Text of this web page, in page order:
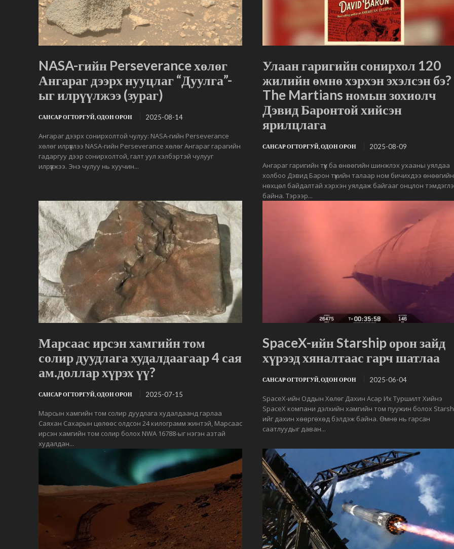
NASA-гийн Perseverance хөлөг
Ангараг дээрх нууцлаг “Дуулга”-
ыг илрүүлжээ (зураг)
САНСАР ОГТОРГУЙ, ОДОН ОРОН 2025-08-14
Ангараг дээрх сонирхолтой чулуу: NASA-гийн Perseverance
хөлөг илрүүллээ NASA-гийн Perseverance хөлөг Ангараг гарагийн
гадаргуу дээр сонирхолтой, галт уул хэлбэртэй чулууг
илрүүлжээ. Энэ чулуу нь хуучин...
Улаан гаригийн сонирхол 120
жилийн өмнө хэрхэн эхэлсэн бэ?
The Martians номын зохиолч
Дэвид Баронтой хийсэн
ярилцлага
САНСАР ОГТОРГУЙ, ОДОН ОРОН 2025-08-09
Ангараг гаригийн түүх ба өнөөгийн шинжлэх ухааны уялдаа
холбоо Дэвид Барон түүхийн талаар ном бичихдээ өнөөгийн
нөхцөл байдалтай хэрхэн уялдаж байгааг онцлон
байна. Тэрээр...
Марсаас ирсэн хамгийн том
солир дуудлага худалдаагаар 4 сая
ам.доллар хүрэх үү?
САНСАР ОГТОРГУЙ, ОДОН ОРОН 2025-07-15
Марсын хамгийн том солир дуудлага худалдаанд гарлаа
Саяхан Сахарын цөлөөс олдсон 24 килограмм жинтэй, Марсаас
ирсэн хамгийн том солир болох NWA 16788-ыг нэгэн азтай
худалдан...
SpaceX-ийн Starship орон зайд
хүрээд хяналтаас гарч шатлаа
САНСАР ОГТОРГУЙ, ОДОН ОРОН 2025-06-04
SpaceX-ийн Оддын Хөлөг Дахин Асар Их Туршилт Хийнэ
SpaceX компани дэлхийн хамгийн том пуужин болох
ийг дахин хөөргөхөд бэлдэж байна. Өмнө нь гарсан
саатлуудыг даван...